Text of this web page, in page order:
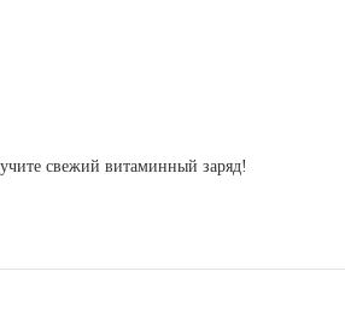
свежий витаминный заряд!